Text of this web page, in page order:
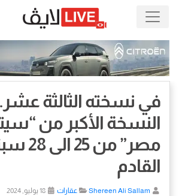
في نسخته الثالثة
النسخة الأكبر من
مصر” من 25
القادم
Shereen Ali Sallam عقارات